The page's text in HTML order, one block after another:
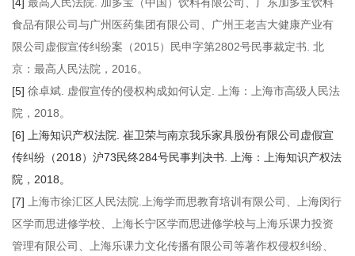
食品有限公司与广州医药集团有限公司、广州王老吉大健康产业有
限公司虚假宣传纠纷案（2015）民申字第2802号民事裁定书. 北
京：最高人民法院，2016。
[5] 徐卓斌. 虚假宣传的侵权构成如何认定. 上海：上海市高级人民法
院，2018。
[6]
上海知识产权法院. 崔卫荣与南京我乐家具股份有限公司虚假宣
传纠纷（2018）沪73民终284号民事判决书. 上海：上海知识产权法
院，2018。
[7]
上海市徐汇区人民法院.上海学而思教育培训有限公司、上海闵行
区学而思进修学校、上海长宁区学而思进修学校与上海乐课力投资
管理有限公司、上海乐课力文化传播有限公司等著作权侵权纠纷、